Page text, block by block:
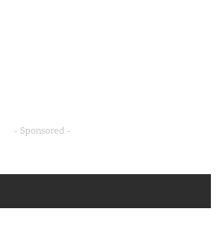
- Sponsored -